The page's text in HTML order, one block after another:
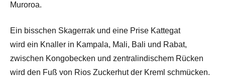
Muroroa.
Ein bisschen Skagerrak und eine Prise Kattegat
wird ein Knaller in Kampala, Mali, Bali und Rabat,
zwischen Kongobecken und zentralindischem Rücken
wird den Fuß von Rios Zuckerhut der Kreml schmücken.